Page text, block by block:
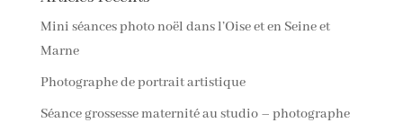
Mini séances photo noël dans l’Oise et en Seine et
Marne
Photographe de portrait artistique
Séance grossesse maternité au studio – photographe